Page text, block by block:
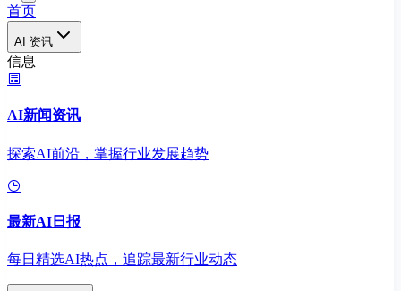
首页
AI 资讯
信息
AI新闻资讯
探索AI前沿，掌握行业发展趋势
最新AI日报
每日精选AI热点，追踪最新行业动态